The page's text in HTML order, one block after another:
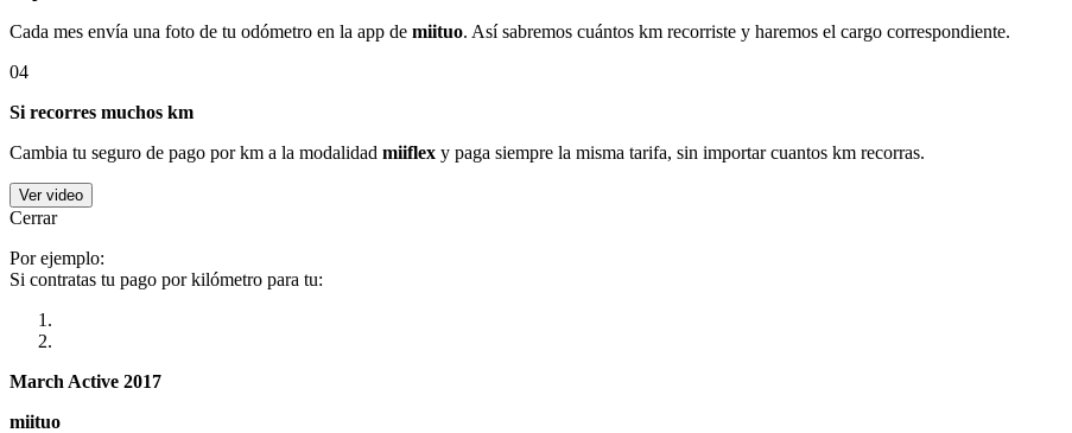
Cada mes envía una foto de tu odómetro en la app de miituo. Así sabremos cuántos km recorriste y haremos el cargo correspondiente.
04
Si recorres muchos km
Cambia tu seguro de pago por km a la modalidad miiflex y paga siempre la misma tarifa, sin importar cuantos km recorras.
Ver video
Cerrar
Por ejemplo:
Si contratas tu pago por kilómetro para tu:
March Active 2017
miituo